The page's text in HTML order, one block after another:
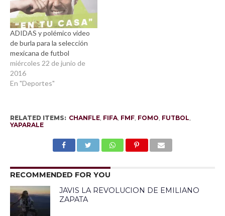
ADIDAS y polémico video
de burla para la selección
mexicana de futbol
miércoles 22 de junio de
2016
En "Deportes"
RELATED ITEMS: CHANFLE, FIFA, FMF, FOMO, FUTBOL,
YAPARALE
RECOMMENDED FOR YOU
JAVIS LA REVOLUCION DE EMILIANO
ZAPATA